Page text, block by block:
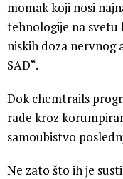
momak koji nosi
tehnologije na svetu
niskih doza nervnog
SAD“.
Dok chemtrails
rade kroz
samoubistvo
Ne zato što ih je